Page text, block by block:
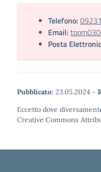
Telefono:
Email:
Posta
Pubblicato: 23.05.2024 -
Eccetto dove
Creative Commons